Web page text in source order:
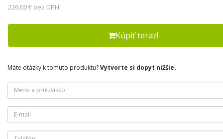
226,00 € bez DPH
Kúpiť teraz!
Máte otázky k tomuto produktu?Vytvorte si dopyt nižšie.